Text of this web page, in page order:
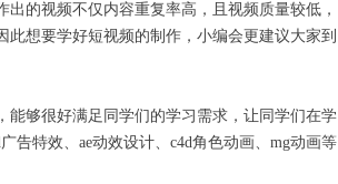
的视频不仅内容重复率高，且视频质量较低，
想要学好短视频的制作，小编会更建议大家到
能够很好满足同学们的学习需求，让同学们在学
告特效、ae动效设计、c4d角色动画、mg动画等